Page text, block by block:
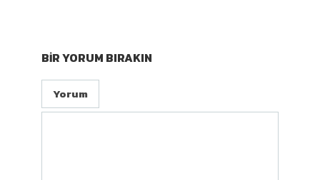
BIR YORUM BIRAKIN
Yorum